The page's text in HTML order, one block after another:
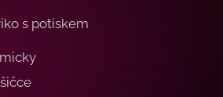
s potiskem